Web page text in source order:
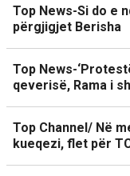
Top News-Si do e
përgjigjet Berisha
Top News-
qeverisë, Rama i
Top Channel/ Në
kueqezi, flet për